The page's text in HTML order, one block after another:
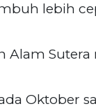
lebih
Alam
Oktober